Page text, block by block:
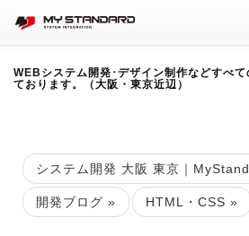
WEBシステム開発･デザイン制作などすべ
ております。（大阪・東京近辺）
システム開発 大阪 東京｜
開発ブログ » HTML・CSS »